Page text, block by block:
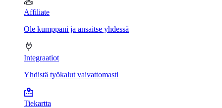
Affiliate
Ole kumppani ja ansaitse yhdessä
Integraatiot
Yhdistä työkalut vaivattomasti
Tiekartta